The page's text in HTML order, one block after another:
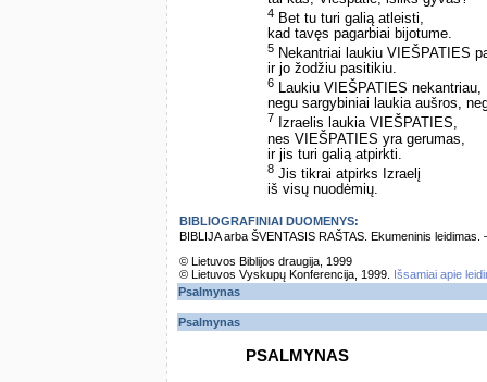
4 Bet tu turi galią atleisti,
kad tavęs pagarbiai bijotume.
5 Nekantriai laukiu VIEŠPATIES
ir jo žodžiu pasitikiu.
6 Laukiu VIEŠPATIES nekantriau,
negu sargybiniai laukia aušros,
7 Izraelis laukia VIEŠPATIES,
nes VIEŠPATIES yra gerumas,
ir jis turi galią atpirkti.
8 Jis tikrai atpirks Izraelį
iš visų nuodėmių.
BIBLIOGRAFINIAI DUOMENYS:
BIBLIJA arba ŠVENTASIS RAŠTAS. Ekumeninis
© Lietuvos Biblijos draugija, 1999
© Lietuvos Vyskupų Konferencija, 1999.
Išsamiai apie
Psalmynas
Psalmynas
PSALMYNAS